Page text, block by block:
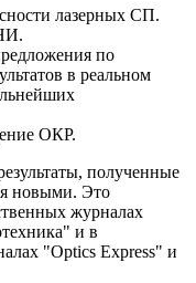
лазерных СП.
по
в реальном
ОКР.
полученные
новыми. Это
журналах
и в
"Optics Express" и